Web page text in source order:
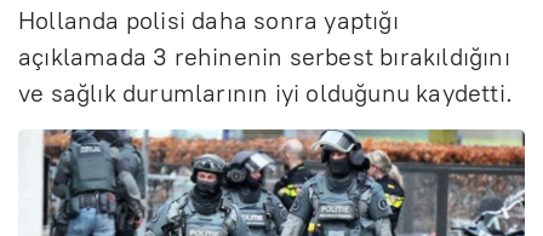
Hollanda polisi daha sonra yaptığı
açıklamada 3 rehinenin serbest bırakıldığını
ve sağlık durumlarının iyi olduğunu kaydetti.